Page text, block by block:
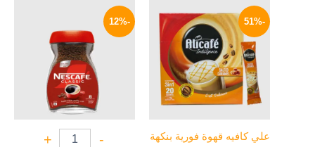
-51%
علي كافيه قهوة فورية بنكهة
السعر:
من
⁦6 EGP⁩
خلال
⁦99 EGP⁩
هناك
العديد
من
الأشكال
المختلفة
لهذا
المنتج.
اختيار
-12%
-
+
90 EGP.
هو:
79 EGP.